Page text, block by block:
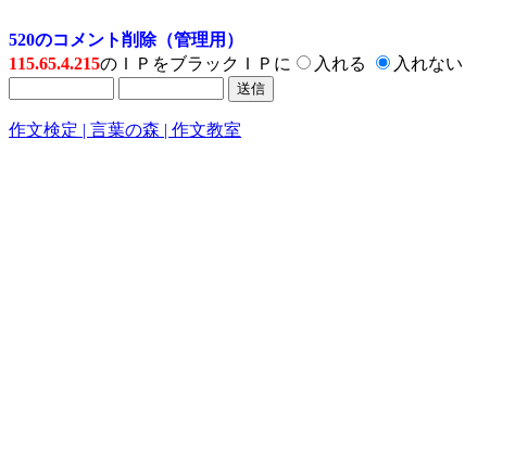
520のコメント削除（管理用）
115.65.4.215のＩＰをブラックＩＰに 入れる 入れない
作文検定 | 言葉の森 | 作文教室